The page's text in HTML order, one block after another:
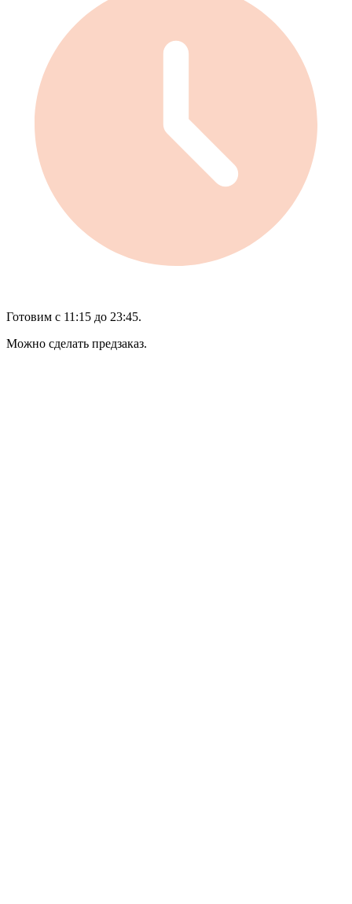
Готовим с 11:15 до 23:45.
Можно сделать предзаказ.